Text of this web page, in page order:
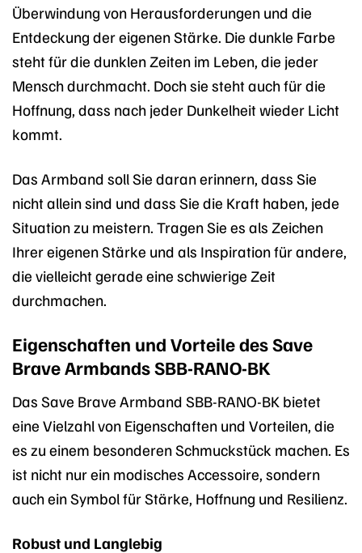
Überwindung von Herausforderungen und die
Entdeckung der eigenen Stärke. Die dunkle Farbe
steht für die dunklen Zeiten im Leben, die jeder
Mensch durchmacht. Doch sie steht auch für die
Hoffnung, dass nach jeder Dunkelheit wieder Licht
kommt.
Das Armband soll Sie daran erinnern, dass Sie
nicht allein sind und dass Sie die Kraft haben, jede
Situation zu meistern. Tragen Sie es als Zeichen
Ihrer eigenen Stärke und als Inspiration für andere,
die vielleicht gerade eine schwierige Zeit
durchmachen.
Eigenschaften und Vorteile des Save
Brave Armbands SBB-RANO-BK
Das Save Brave Armband SBB-RANO-BK bietet
eine Vielzahl von Eigenschaften und Vorteilen, die
es zu einem besonderen Schmuckstück machen. Es
ist nicht nur ein modisches Accessoire, sondern
auch ein Symbol für Stärke, Hoffnung und Resilienz.
Robust und Langlebig